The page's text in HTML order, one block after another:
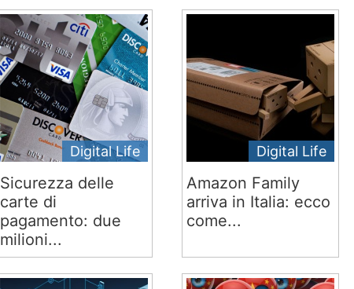
Digital Life
Sicurezza delle
carte di
pagamento: due
milioni...
Digital Life
Amazon Family
arriva in Italia: ecco
come...